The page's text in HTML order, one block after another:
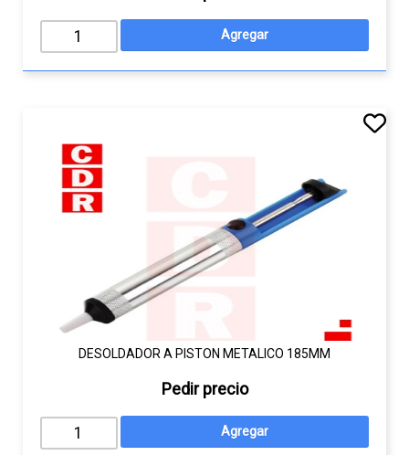
DESOLDADOR A PISTON METALICO 185MM
Pedir precio